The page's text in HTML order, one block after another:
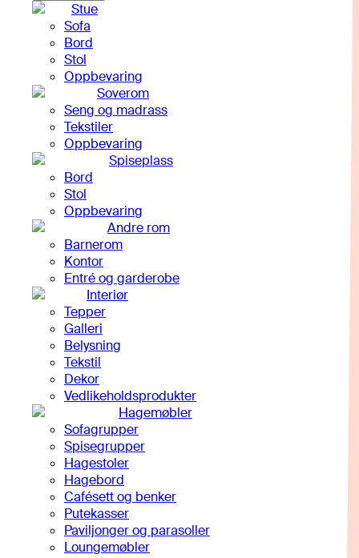
Stue
Sofa
Bord
Stol
Oppbevaring
Soverom
Seng og madrass
Tekstiler
Oppbevaring
Spiseplass
Bord
Stol
Oppbevaring
Andre rom
Barnerom
Kontor
Entré og garderobe
Interiør
Tepper
Galleri
Belysning
Tekstil
Dekor
Vedlikeholdsprodukter
Hagemøbler
Sofagrupper
Spisegrupper
Hagestoler
Hagebord
Cafésett og benker
Putekasser
Paviljonger og parasoller
Loungemøbler